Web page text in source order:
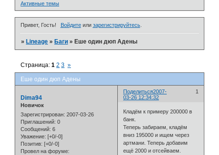
Активные темы
Привет, Гость! Войдитеили зарегистрируйтесь.
»Lineage »Баги »Еше один дюп Адены
Еше один дюп Адены
Страница:1 2 3 »
Поделиться 1
2007-
03-26 12:34:32
Dima94
Новичок
Зарегистрирован: 2007-03-26
Приглашений: 0
Сообщений: 6
Уважение: [+0/-0]
Позитив: [+0/-0]
Провел на форуме:
Кладём к примеру 200000 в
банк.
Теперь забираем, кладём
вниз 195000 и ищем через
артмани. Теперь добавим
ещё 2000 и отсейваем.